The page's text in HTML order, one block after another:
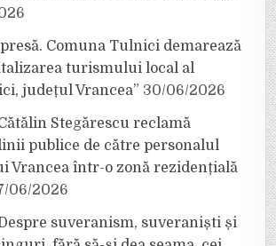
Comuna Tulnici demarează
turismului local al
județul Vrancea” 30/06/2026
Stegărescu reclamă
publice de către personalul
Vrancea într-o zonă rezidențială
06/2026
suveranism, suveraniști și